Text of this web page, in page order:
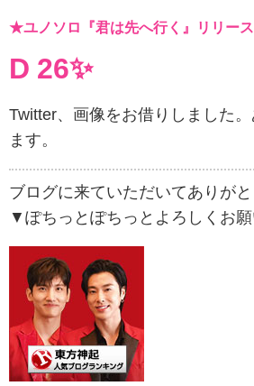
★ユノソロ『君は先へ行く』リリー
D 26✨
Twitter、画像をお借りしました
ます。
ブログに来ていただいてありがと
▼ぽちっとぽちっとよろしくお